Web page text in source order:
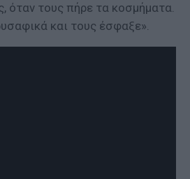
όταν τους πήρε τα κοσμήματα.
και τους έσφαξε».